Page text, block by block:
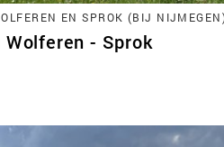
EN SPROK (BIJ
- Sprok